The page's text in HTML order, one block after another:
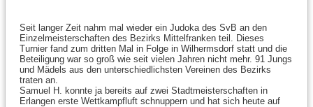
Seit langer Zeit nahm mal wieder ein Judoka des SvB an den
Einzelmeisterschaften des Bezirks Mittelfranken teil. Dieses
Turnier fand zum dritten Mal in Folge in Wilhermsdorf statt und die
Beteiligung war so groß wie seit vielen Jahren nicht mehr. 91 Jungs
und Mädels aus den unterschiedlichsten Vereinen des Bezirks
traten an.
Samuel H. konnte ja bereits auf zwei Stadtmeisterschaften in
Erlangen erste Wettkampfluft schnuppern und hat sich heute auf